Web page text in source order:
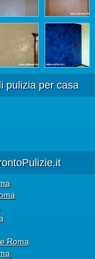
pulizia per casa
Roma